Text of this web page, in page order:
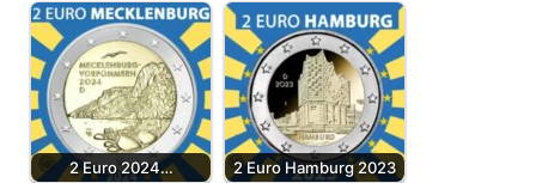
2 Euro 2024… 2 Euro Hamburg 2023